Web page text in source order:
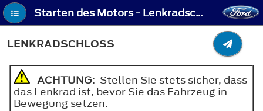
Starten des Motors - Lenkradschloss
LENKRADSCHLOSS
ACHTUNG: Stellen Sie stets sicher, dass
das Lenkrad ist, bevor Sie das Fahrzeug in
Bewegung setzen.